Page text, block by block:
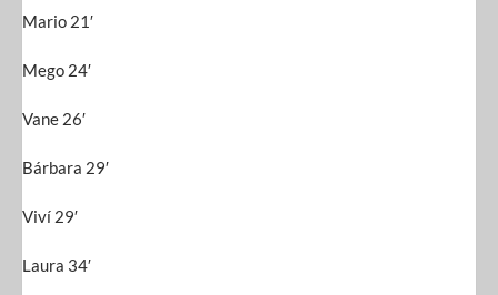
Mario 21′
Mego 24′
Vane 26′
Bárbara 29′
Viví 29′
Laura 34′